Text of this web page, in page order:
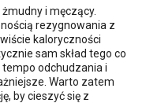
i męczący.
rezygnowania z
kaloryczności
sam skład tego co
odchudzania i
Warto zatem
by cieszyć się z